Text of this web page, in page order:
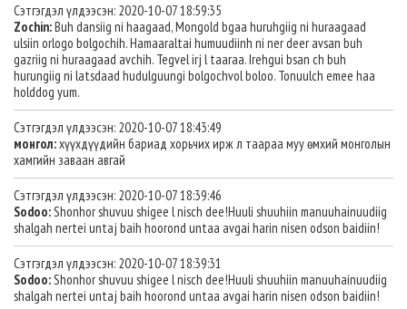
Сэтгэгдэл үлдээсэн: 2020-10-07 18:59:35
Zochin:Buh dansiig ni haagaad, Mongold bgaa huruhgiig ni huraagaad
ulsiin orlogo bolgochih. Hamaaraltai humuudiinh ni ner deer avsan buh
gazriig ni huraagaad avchih. Tegvel irj l taaraa. Irehgui bsan ch buh
hurungiig ni latsdaad hudulguungi bolgochvol boloo. Tonuulch emee haa
holddog yum.
Сэтгэгдэл үлдээсэн: 2020-10-07 18:43:49
монгол:хүүхдүүдийн бариад хорьчих ирж л таараа муу өмхий монголын
хамгийн заваан авгай
Сэтгэгдэл үлдээсэн: 2020-10-07 18:39:46
Sodoo:Shonhor shuvuu shigee l nisch dee!Huuli shuuhiin manuuhainuudiig
shalgah nertei untaj baih hoorond untaa avgai harin nisen odson baidiin!
Сэтгэгдэл үлдээсэн: 2020-10-07 18:39:31
Sodoo:Shonhor shuvuu shigee l nisch dee!Huuli shuuhiin manuuhainuudiig
shalgah nertei untaj baih hoorond untaa avgai harin nisen odson baidiin!